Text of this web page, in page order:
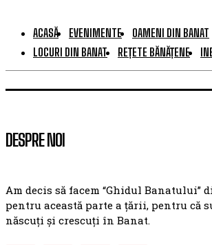
ACASĂ EVENIMENTE
OAMENI DIN BANAT
LOCURI DIN BANAT
REȚETE BĂNĂȚENE
DESPRE NOI
Am decis să facem “Ghidul Banatului”
pentru această parte a țării, pentru că
născuți și crescuți în Banat.